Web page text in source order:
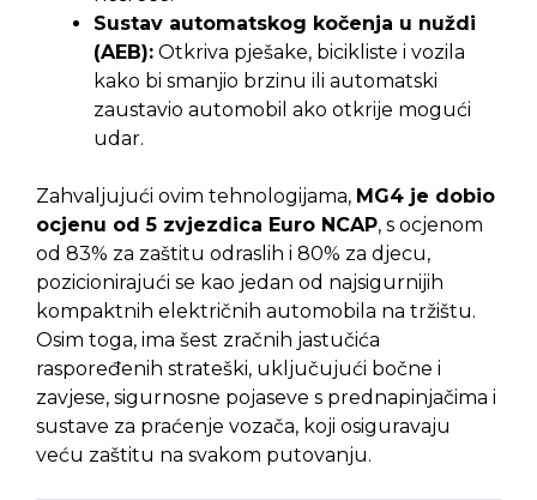
Sustav automatskog kočenja u nuždi
(AEB): Otkriva pješake, bicikliste i vozila
kako bi smanjio brzinu ili automatski
zaustavio automobil ako otkrije mogući
udar.
Zahvaljujući ovim tehnologijama, MG4 je dobio
ocjenu od 5 zvjezdica Euro NCAP, s ocjenom
od 83% za zaštitu odraslih i 80% za djecu,
pozicionirajući se kao jedan od najsigurnijih
kompaktnih električnih automobila na tržištu.
Osim toga, ima šest zračnih jastučića
raspoređenih strateški, uključujući bočne i
zavjese, sigurnosne pojaseve s prednapinjačima i
sustave za praćenje vozača, koji osiguravaju
veću zaštitu na svakom putovanju.